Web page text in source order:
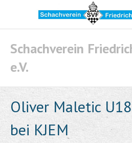
content
Schachverein
e.V.
Oliver Maletic
bei KJEM